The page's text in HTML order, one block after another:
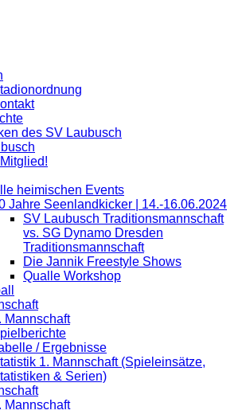
des SV Laubusch
heimischen Events
Jahre Seenlandkicker | 14.-16.06.2024
SV Laubusch Traditionsmannschaft
vs. SG Dynamo Dresden
Traditionsmannschaft
Die Jannik Freestyle Shows
Qualle Workshop
Mannschaft
/ Ergebnisse
1. Mannschaft (Spieleinsätze,
& Serien)
Mannschaft